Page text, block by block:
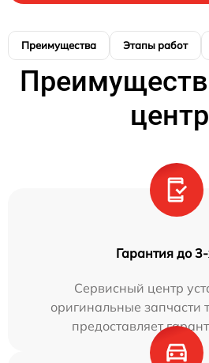
Преимущества Этапы работ
Гарантия до
Сервисный центр
оригинальные запчасти
предоставляет